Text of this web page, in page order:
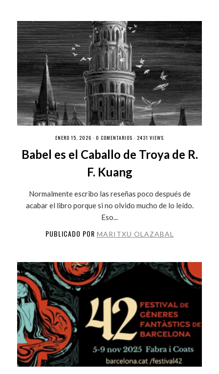
ENERO 15, 2026 · 0 COMENTARIOS · 2431 VIEWS
Babel es el Caballo de Troya de R.
F. Kuang
Normalmente escribo las reseñas poco después de
acabar el libro porque si no olvido mucho de lo leído.
Eso...
PUBLICADO POR MARITXU OLAZABAL